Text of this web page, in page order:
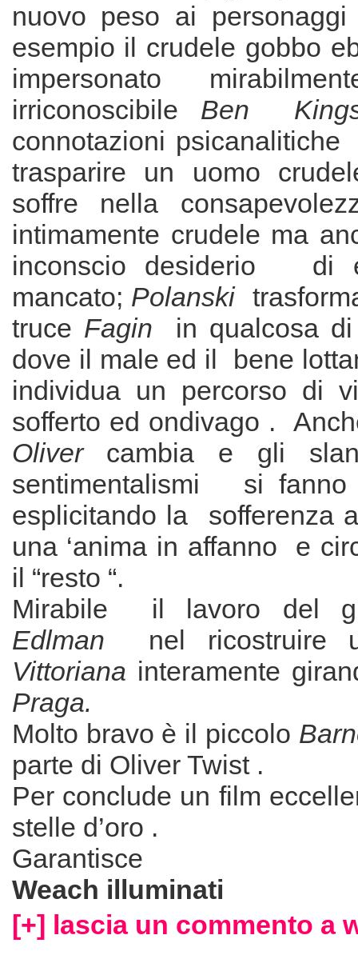
nuovo peso ai
esempio il crudele gobbo
impersonato
irriconoscibile Ben
connotazioni
trasparire un uomo
soffre nella
intimamente crudele ma
inconscio desiderio di
mancato; Polanski
truce Fagin in qualcosa di
dove il male ed il bene
individua un percorso di
sofferto ed ondivago .
Olivercambia e gli
sentimentalismi si fanno
esplicitando la sofferenza
una ‘anima in affanno e
il “resto “.
Mirabile il lavoro del
Edlman nel
Vittoriana interamente
Praga.
Molto bravo è il piccolo
parte di Oliver Twist .
Per conclude un film
stelle d’oro .
Garantisce
Weach illuminati
[+] lascia un commento a